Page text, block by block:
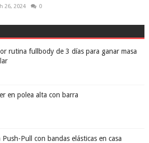
26, 2024 0
rutina fullbody de 3 días para ganar masa
en polea alta con barra
Push-Pull con bandas elásticas en casa